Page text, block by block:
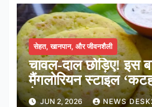
सेहत, खानपान, और जीवनशैली
चावल-दाल छोड़िए! इस
मैंगलोरियन स्टाइल
है लाजवाब
JUN 2, 2026 NEWS